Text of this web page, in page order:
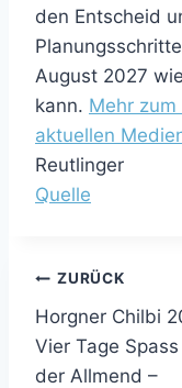
den Entscheid
August 2027
kann. Mehr
aktuellen
Reutlinger
Quelle
ZURÜCK
Horgner Chilbi
Vier Tage
der Allmend –